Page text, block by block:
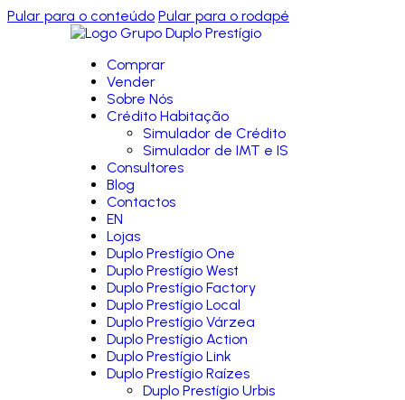
Pular para o conteúdo Pular para o rodapé
Comprar
Vender
Sobre Nós
Crédito Habitação
Simulador de Crédito
Simulador de IMT e IS
Consultores
Blog
Contactos
EN
Lojas
Duplo Prestígio One
Duplo Prestígio West
Duplo Prestígio Factory
Duplo Prestígio Local
Duplo Prestígio Várzea
Duplo Prestígio Action
Duplo Prestígio Link
Duplo Prestígio Raízes
Duplo Prestígio Urbis